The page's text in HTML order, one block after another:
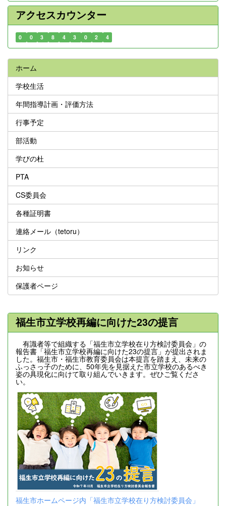
アクセスカウンター
0 0 3 8 4 3 0 2 4
ホーム
学校生活
年間指導計画・評価方法
行事予定
部活動
学びの杜
PTA
CS委員会
各種証明書
連絡メール（tetoru）
リンク
お知らせ
保護者ページ
福生市立学校再編に向けた23の提言
有識者等で組織する「福生市立学校在り方検討委員会」の
報告書「福生市立学校再編に向けた23の提言」が提出されま
した。福生市・福生市教育委員会は本提言を踏まえ、未来の
ふっさっ子のために、50年先を見据えた市立学校のあるべき
姿の具現化に向けて取り組んでいきます。ぜひご覧くださ
い。
福生市ホームページ内「福生市立学校在り方検討委員会」